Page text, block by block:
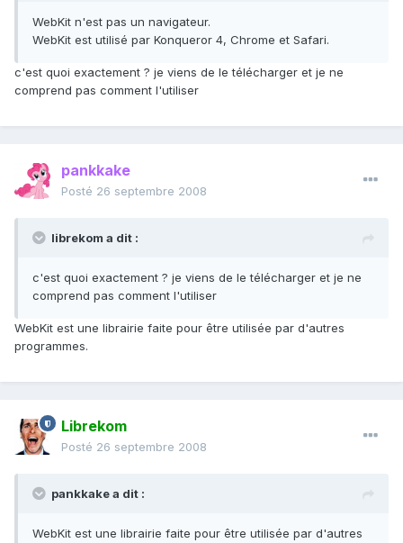
WebKit n'est pas un navigateur.
WebKit est utilisé par Konqueror 4, Chrome et Safari.
c'est quoi exactement ? je viens de le télécharger et je ne
comprend pas comment l'utiliser
pankkake
Posté 26 septembre 2008
librekom a dit :
c'est quoi exactement ? je viens de le télécharger et je ne
comprend pas comment l'utiliser
WebKit est une librairie faite pour être utilisée par d'autres
programmes.
Librekom
Posté 26 septembre 2008
pankkake a dit :
WebKit est une librairie faite pour être utilisée par d'autres